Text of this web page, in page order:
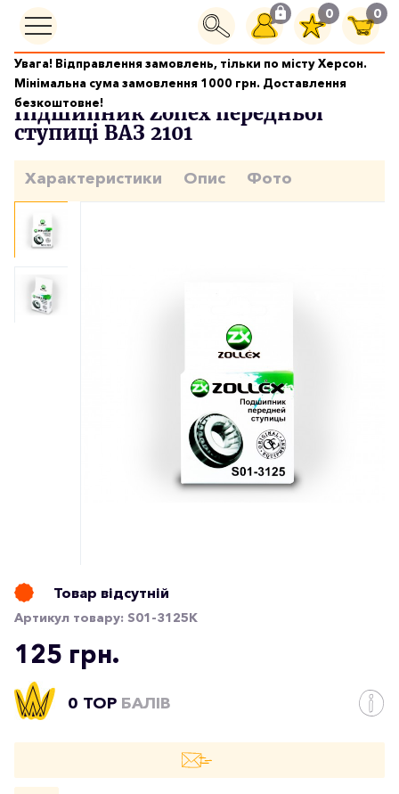
0 0
Увага! Відправлення замовлень, тільки по місту Херсон.
Мінімальна сума замовлення 1000 грн. Доставлення
безкоштовне!
Підшипники Підшипник Zollex передньої ступиці ВАЗ 2101
Підшипник Zollex передньої
ступиці ВАЗ 2101
Характеристики Опис Фото
Товар відсутній
Артикул товару: S01-3125K
125 грн.
0 TOP БАЛІВ